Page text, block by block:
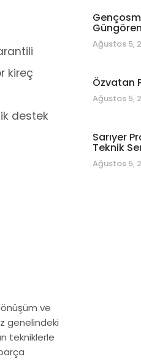
kireç
destek
ve
genelindeki
tekniklerle
Ağustos 5,
Özvatan
Ağustos 5,
Sarıyer
Teknik
Ağustos 5,